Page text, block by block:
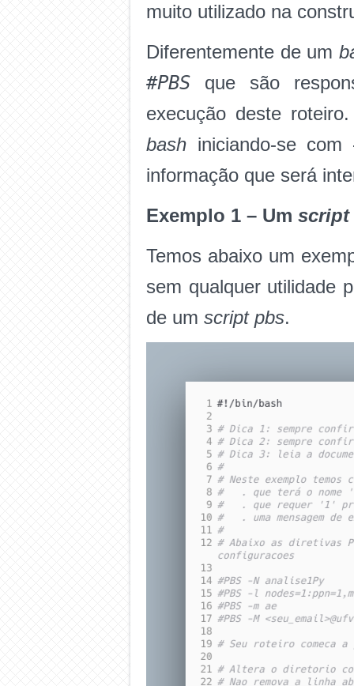
muito utilizado na
Diferentemente de um
#PBS que são
execução deste
bash iniciando-se com
informação que será
Exemplo 1 – Um script
Temos abaixo um
sem qualquer utilidade
de um script pbs.